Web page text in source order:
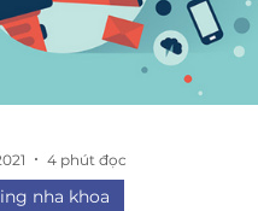
nha khoa
4 phút đọc